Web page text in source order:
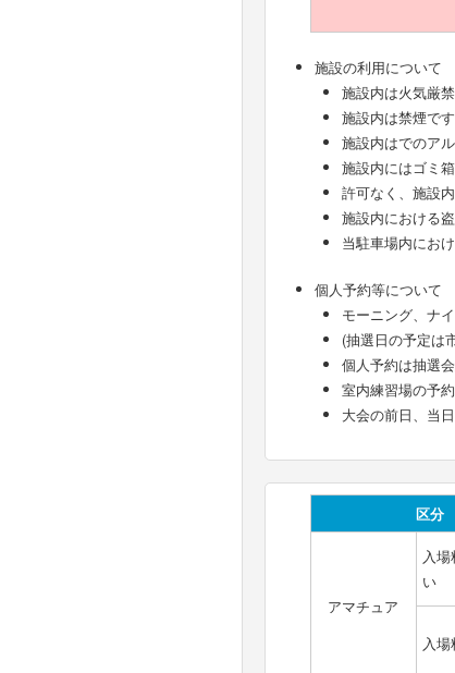
施設の利用について
施設内は火気厳禁
施設内は禁煙で
施設内はでのア
施設内にはゴミ
許可なく、施設
施設内における
当駐車場内にお
個人予約等について
モーニング、ナ
(抽選日の予定は
個人予約は抽選
室内練習場の予
大会の前日、当
区分
アマチュア
入
い
入